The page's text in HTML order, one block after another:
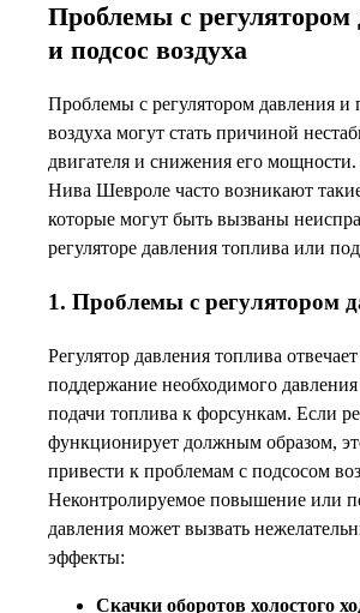
Проблемы с регулятором
и подсос воздуха
Проблемы с регулятором давления и
воздуха могут стать причиной
двигателя и снижения его
Нива Шевроле часто возникают
которые могут быть вызваны
регуляторе давления топлива или
1. Проблемы с регулятором
Регулятор давления топлива отвечает
поддержание необходимого
подачи топлива к форсункам. Если
функционирует должным образом,
привести к проблемам с подсосом
Неконтролируемое повышение или
давления может вызвать
эффекты:
Скачки оборотов холостого